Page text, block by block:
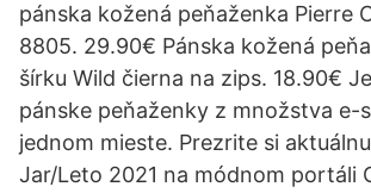
pánska kožená peňaženka Pierre
8805. 29.90€ Pánska kožená
šírku Wild čierna na zips. 18.90€
pánske peňaženky z množstva e-
jednom mieste. Prezrite si
Jar/Leto 2021 na módnom portáli